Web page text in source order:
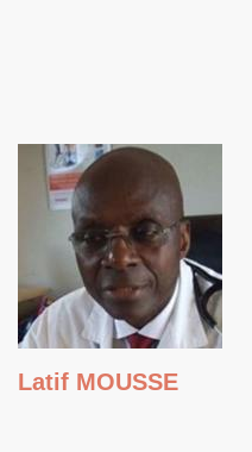
Latif MOUSSE